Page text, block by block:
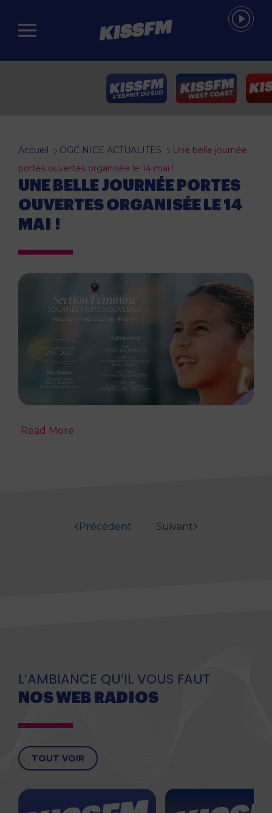
Passer au contenu principal
Accueil OGC NICE ACTUALITES
Une belle journée
portes ouvertes organisée le 14 mai !
UNE BELLE JOURNÉE PORTES
OUVERTES ORGANISÉE LE 14
MAI !
Read More
Précédent Suivant
L’AMBIANCE QU’IL VOUS FAUT
NOS WEB RADIOS
TOUT VOIR